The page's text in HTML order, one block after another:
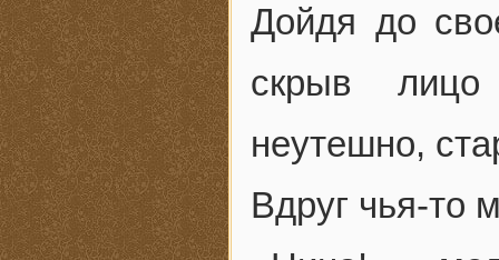
Дойдя до
скрыв
неутешно,
Вдруг чья-то